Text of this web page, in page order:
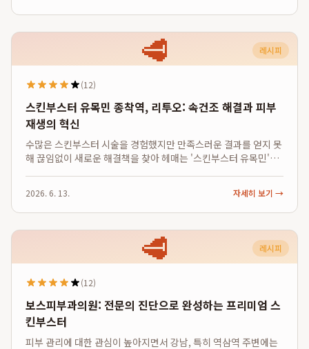
🥩 레시피
(12)
스킨부스터 유목민 종착역, 리투오: 속건조 해결과 피부
재생의 혁신
수많은 스킨부스터 시술을 경험했지만 만족스러운 결과를 얻지 못
해 끊임없이 새로운 해결책을 찾아 헤매는 '스킨부스터 유목민'이
일시적인 효과에 그치거나 근본적인 피부 환경 개선을 체감하지
못했다면, 이제는 피부의 근본 토...
2026. 6. 13. 자세히 보기 →
🥩 레시피
(12)
보스피부과의원: 전문의 진단으로 완성하는 프리미엄 스
킨부스터
피부 관리에 대한 관심이 높아지면서 강남, 특히 역삼역 주변에는